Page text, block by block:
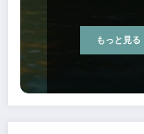
もっと見る